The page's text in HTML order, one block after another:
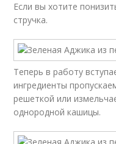
Если вы хотите
стручка.
Теперь в работу
ингредиенты
решеткой или
однородной кашицы.